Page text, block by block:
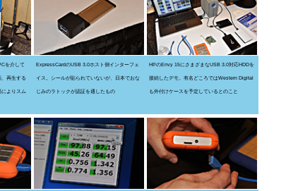
を介して
再生する
よりスム
ExpressCardのUSB 3.0ホスト側インターフェ
イス。シールが貼られていないが、日本でおな
じみのラトックが認証を通したもの
HPのEnvy 15にさまざまなUSB 3.0対応HDDを
接続したデモ。有名どころではWestern Digital
も外付けケースを予定しているとのこと